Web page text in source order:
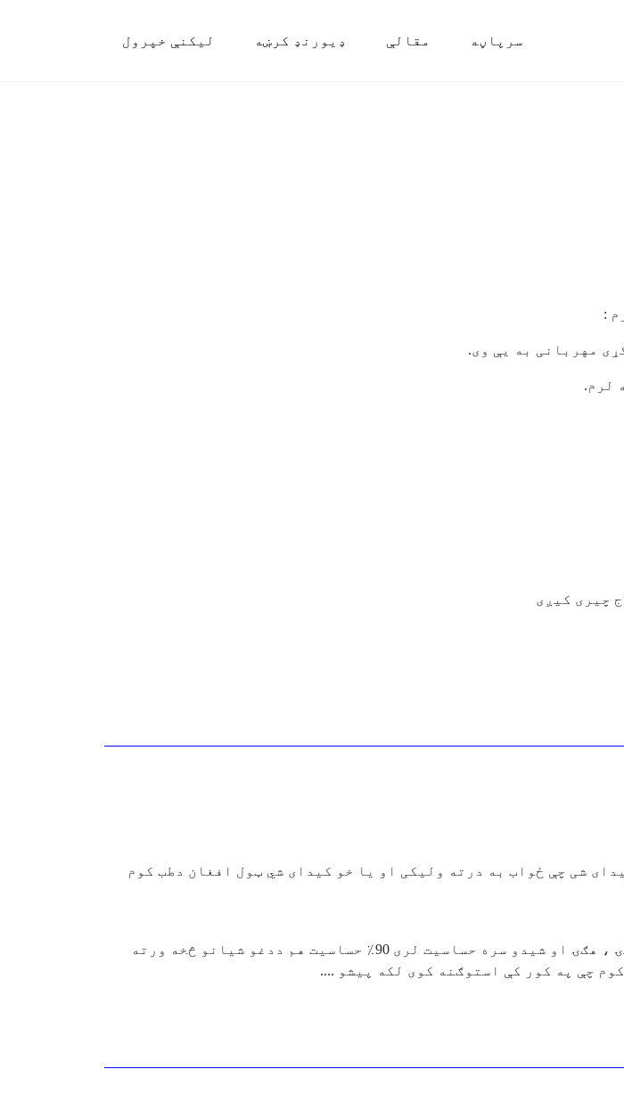
سرپاڼه مقالې ډیورنډ کرښه لیکنې خپرول
:
مهربانی به يې وی.
لرم.
چیری کیږی
شی چې ځواب به درته ولیکی او يا خو کيدای شي ټول افغان دطب کوم
الرجي حساسيت لرلو ته وايي ، څنی کسان دځینو غذایې توکو لکه پلۍ ، هګۍ او شیدو سره حساسیت لری 90٪ حساسیت هم ددغو شیانو څخه ورته
چې په کور کې استوګنه کوی لکه پیشو ....